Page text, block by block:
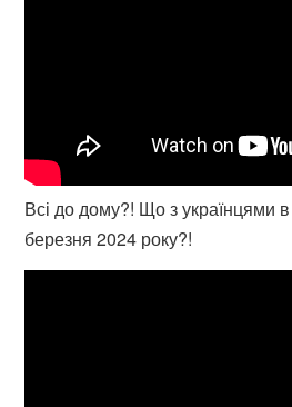
Всі до дому?! Що з українцями
березня 2024 року?!